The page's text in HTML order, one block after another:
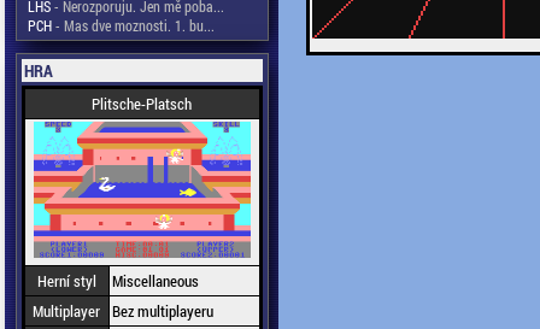
LHS- Nerozporuju. Jen mě poba...
PCH- Mas dve moznosti. 1. bu...
HRA
Plitsche-Platsch
Herní styl
Miscellaneous
Multiplayer Bez multiplayeru